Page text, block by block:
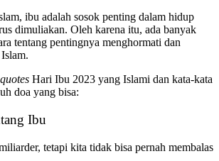
ibu adalah sosok penting dalam hidup
dimuliakan. Oleh karena itu, ada banyak
tentang pentingnya menghormati dan
quotes Hari Ibu 2023 yang Islami dan kata-kata
doa yang bisa:
Ibu
tetapi kita tidak bisa pernah membalas